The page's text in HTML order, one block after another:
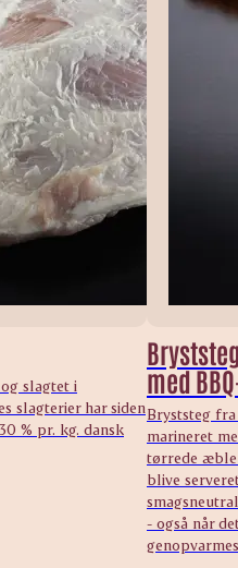
slagtet i
slagterier har siden
% pr. kg. dansk
med
Bryststeg
marineret
tørrede
blive
- også når